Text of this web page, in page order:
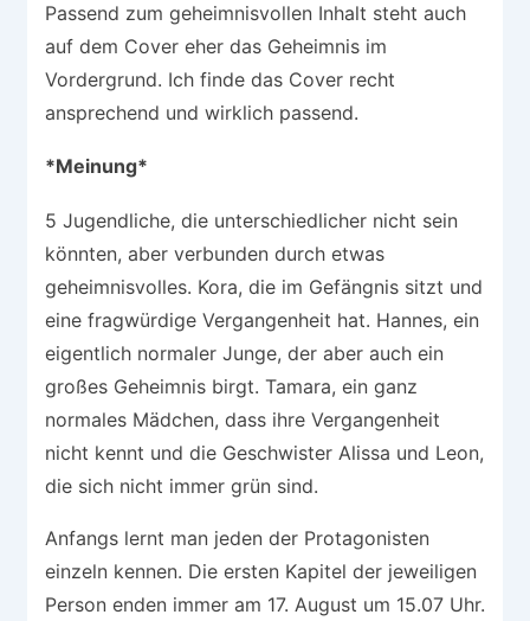
Passend zum geheimnisvollen Inhalt steht auch
auf dem Cover eher das Geheimnis im
Vordergrund. Ich finde das Cover recht
ansprechend und wirklich passend.
*Meinung*
5 Jugendliche, die unterschiedlicher nicht sein
könnten, aber verbunden durch etwas
geheimnisvolles. Kora, die im Gefängnis sitzt und
eine fragwürdige Vergangenheit hat. Hannes, ein
eigentlich normaler Junge, der aber auch ein
großes Geheimnis birgt. Tamara, ein ganz
normales Mädchen, dass ihre Vergangenheit
nicht kennt und die Geschwister Alissa und Leon,
die sich nicht immer grün sind.
Anfangs lernt man jeden der Protagonisten
einzeln kennen. Die ersten Kapitel der jeweiligen
Person enden immer am 17. August um 15.07 Uhr.